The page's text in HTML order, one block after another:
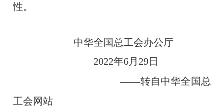
性。
中华全国总工会办公厅
2022年6月29日
——转自中华全国总
工会网站